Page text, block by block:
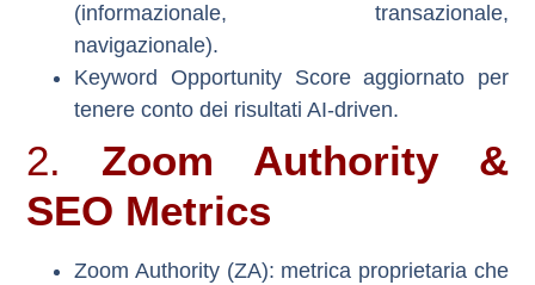
(informazionale, transazionale,
navigazionale).
Keyword Opportunity Score aggiornato per
tenere conto dei risultati AI-driven.
2. Zoom Authority &
SEO Metrics
Zoom Authority (ZA): metrica proprietaria che